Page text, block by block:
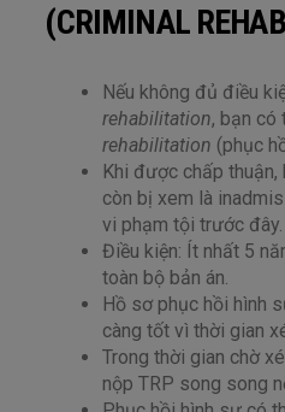
(CRIMINAL
Nếu không đủ điều
rehabilitation, bạn có
rehabilitation (phục
Khi được chấp thuận,
còn bị xem là
vi phạm tội trước đây.
Điều kiện: Ít nhất 5
toàn bộ bản án.
Hồ sơ phục hồi hình
càng tốt vì thời gian
Trong thời gian chờ
nộp TRP song song